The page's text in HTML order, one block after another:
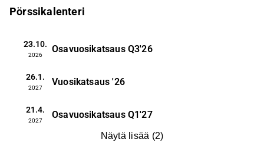
Pörssikalenteri
23.10.
2026
Osavuosikatsaus Q3'26
26.1.
2027
Vuosikatsaus '26
21.4.
2027
Osavuosikatsaus Q1'27
Näytä lisää (2)